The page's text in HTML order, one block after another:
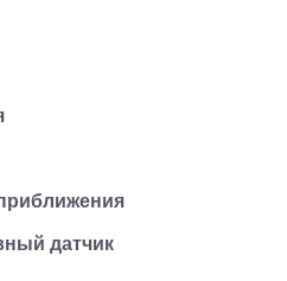
датчик